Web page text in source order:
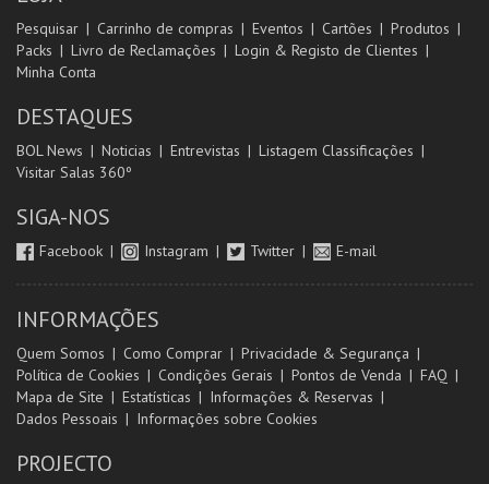
Pesquisar Carrinho de compras Eventos Cartões
Produtos
Packs
Livro de Reclamações
Login & Registo de Clientes
Minha Conta
DESTAQUES
BOL News Noticias Entrevistas
Listagem Classificações
Visitar Salas 360º
SIGA-NOS
Facebook Instagram Twitter E-mail
INFORMAÇÕES
Quem Somos Como Comprar
Privacidade & Segurança
Política de Cookies
Condições Gerais Pontos de Venda
FAQ
Mapa de Site
Estatísticas
Informações & Reservas
Dados Pessoais
Informações sobre Cookies
PROJECTO